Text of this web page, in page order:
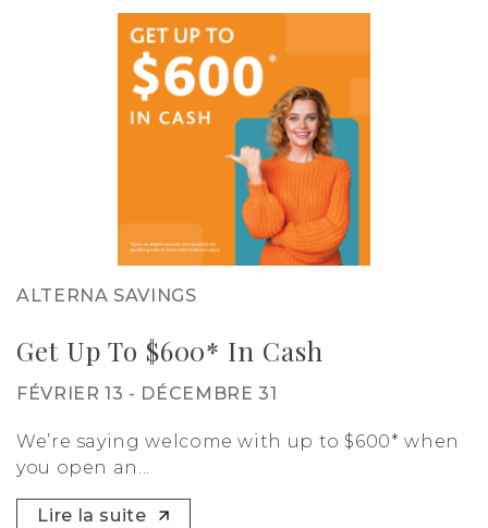
ALTERNA SAVINGS
Get Up To $600* In Cash
FÉVRIER 13 - DÉCEMBRE 31
We’re saying welcome with up to $600* when
you open an...
Lire la suite